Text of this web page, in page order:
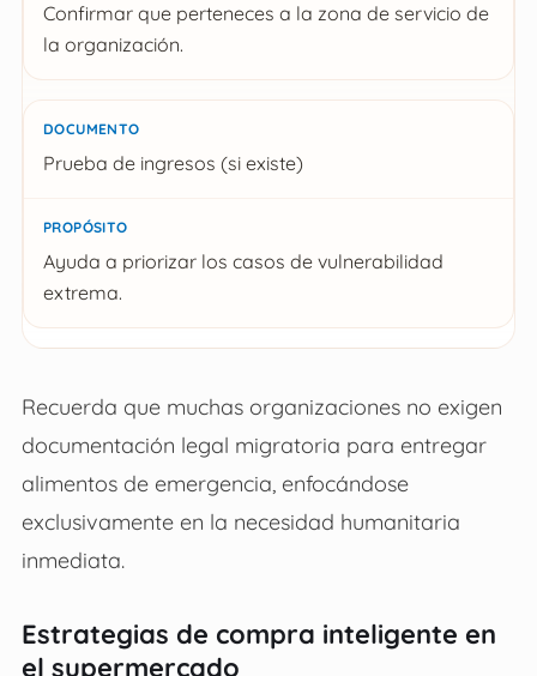
Confirmar que perteneces a la zona de servicio de
la organización.
Prueba de ingresos (si existe)
Ayuda a priorizar los casos de vulnerabilidad
extrema.
Recuerda que muchas organizaciones no exigen
documentación legal migratoria para entregar
alimentos de emergencia, enfocándose
exclusivamente en la necesidad humanitaria
inmediata.
Estrategias de compra inteligente en
el supermercado